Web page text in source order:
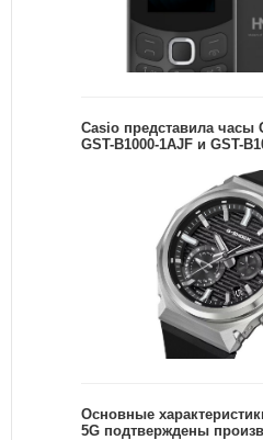
Casio представила часы
GST-B1000-1AJF и GST-
Основные
5G подтверждены